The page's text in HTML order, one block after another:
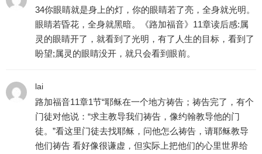
34你眼睛就是身上的灯，你的眼睛若了亮，全身就光明。
眼睛若昏花，全身就黑暗。《路加福音》11章读后感:属
灵的眼睛开了，就看到了光明，有了人生的目标，看到了
盼望;属灵的眼睛没开，就只会看到眼前。
lai
路加福音11章1节“耶稣在一个地方祷告；祷告完了，有个
门徒对他说：“求主教导我们祷告，像约翰教导他的门
徒。”看这里门徒去找耶稣，问他怎么祷告，请耶稣教导
他们祷告 看好像很谦虚，但实际上把他们的心里世界给